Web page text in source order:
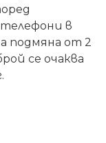
в
подмяна от 2
се очаква